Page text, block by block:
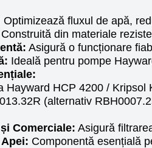
Optimizează fluxul de apă,
Construită din materiale
Asigură o funcționare
Ideală pentru pompe
Hayward HCP 4200 / Kripsol
(alternativ
Comerciale: Asigură
Componentă esențială